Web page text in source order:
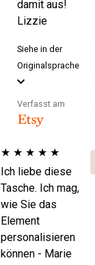
damit aus!
Lizzie
Siehe in der
Originalsprache
Verfasst am
★ ★ ★ ★ ★
Ich liebe diese
Tasche. Ich mag,
wie Sie das
Element
personalisieren
können - Marie